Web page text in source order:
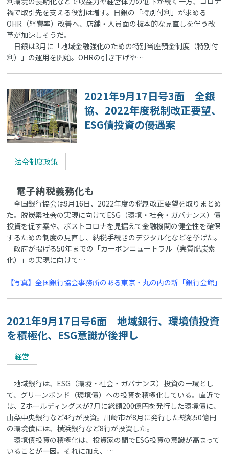
禍で取引先を支える役割は増す。日銀の「特別付利」が求める
OHR（経費率）改善へ、店舗・人員面の抜本的な見直しを伴う改
革が加速しそうだ。
日銀は3月に「地域金融強化のための特別当座預金制度（特別付
利）」の運用を開始。OHRの引き下げや…
2021年9月17日号3面 全銀
協、2022年度税制改正要望、
ESG債投資の優遇案
法令制度政策
電子納税義務化も
全国銀行協会は9月16日、2022年度の税制改正要望を取りまとめ
た。脱炭素社会の実現に向けてESG（環境・社会・ガバナンス）債
投資を促す案や、ポストコロナを見据えて金融機関の健全性を確保
するための制度の見直し、納税手続きのデジタル化などを挙げた。
政府が掲げる50年までの「カーボンニュートラル（実質脱炭素
化）」の実現に向けて…
【写真】全国銀行協会事務所のある東京・丸の内の新「銀行会館」
2021年9月17日号6面 地域銀行、環境債投資
を積極化、ESG意識が後押し
経営
地域銀行は、ESG（環境・社会・ガバナンス）投資の一環とし
て、グリーンボンド（環境債）への投資を積極化している。直近で
は、Zホールディングスが7月に総額200億円を発行した環境債に、
山梨中央銀行など4行が投資。川崎市が8月に発行した総額50億円
の環境債には、横浜銀行など8行が投資した。
環境債投資の積極化は、投資家の間でESG投資の意識が高まって
いることが一因。それに加え、…